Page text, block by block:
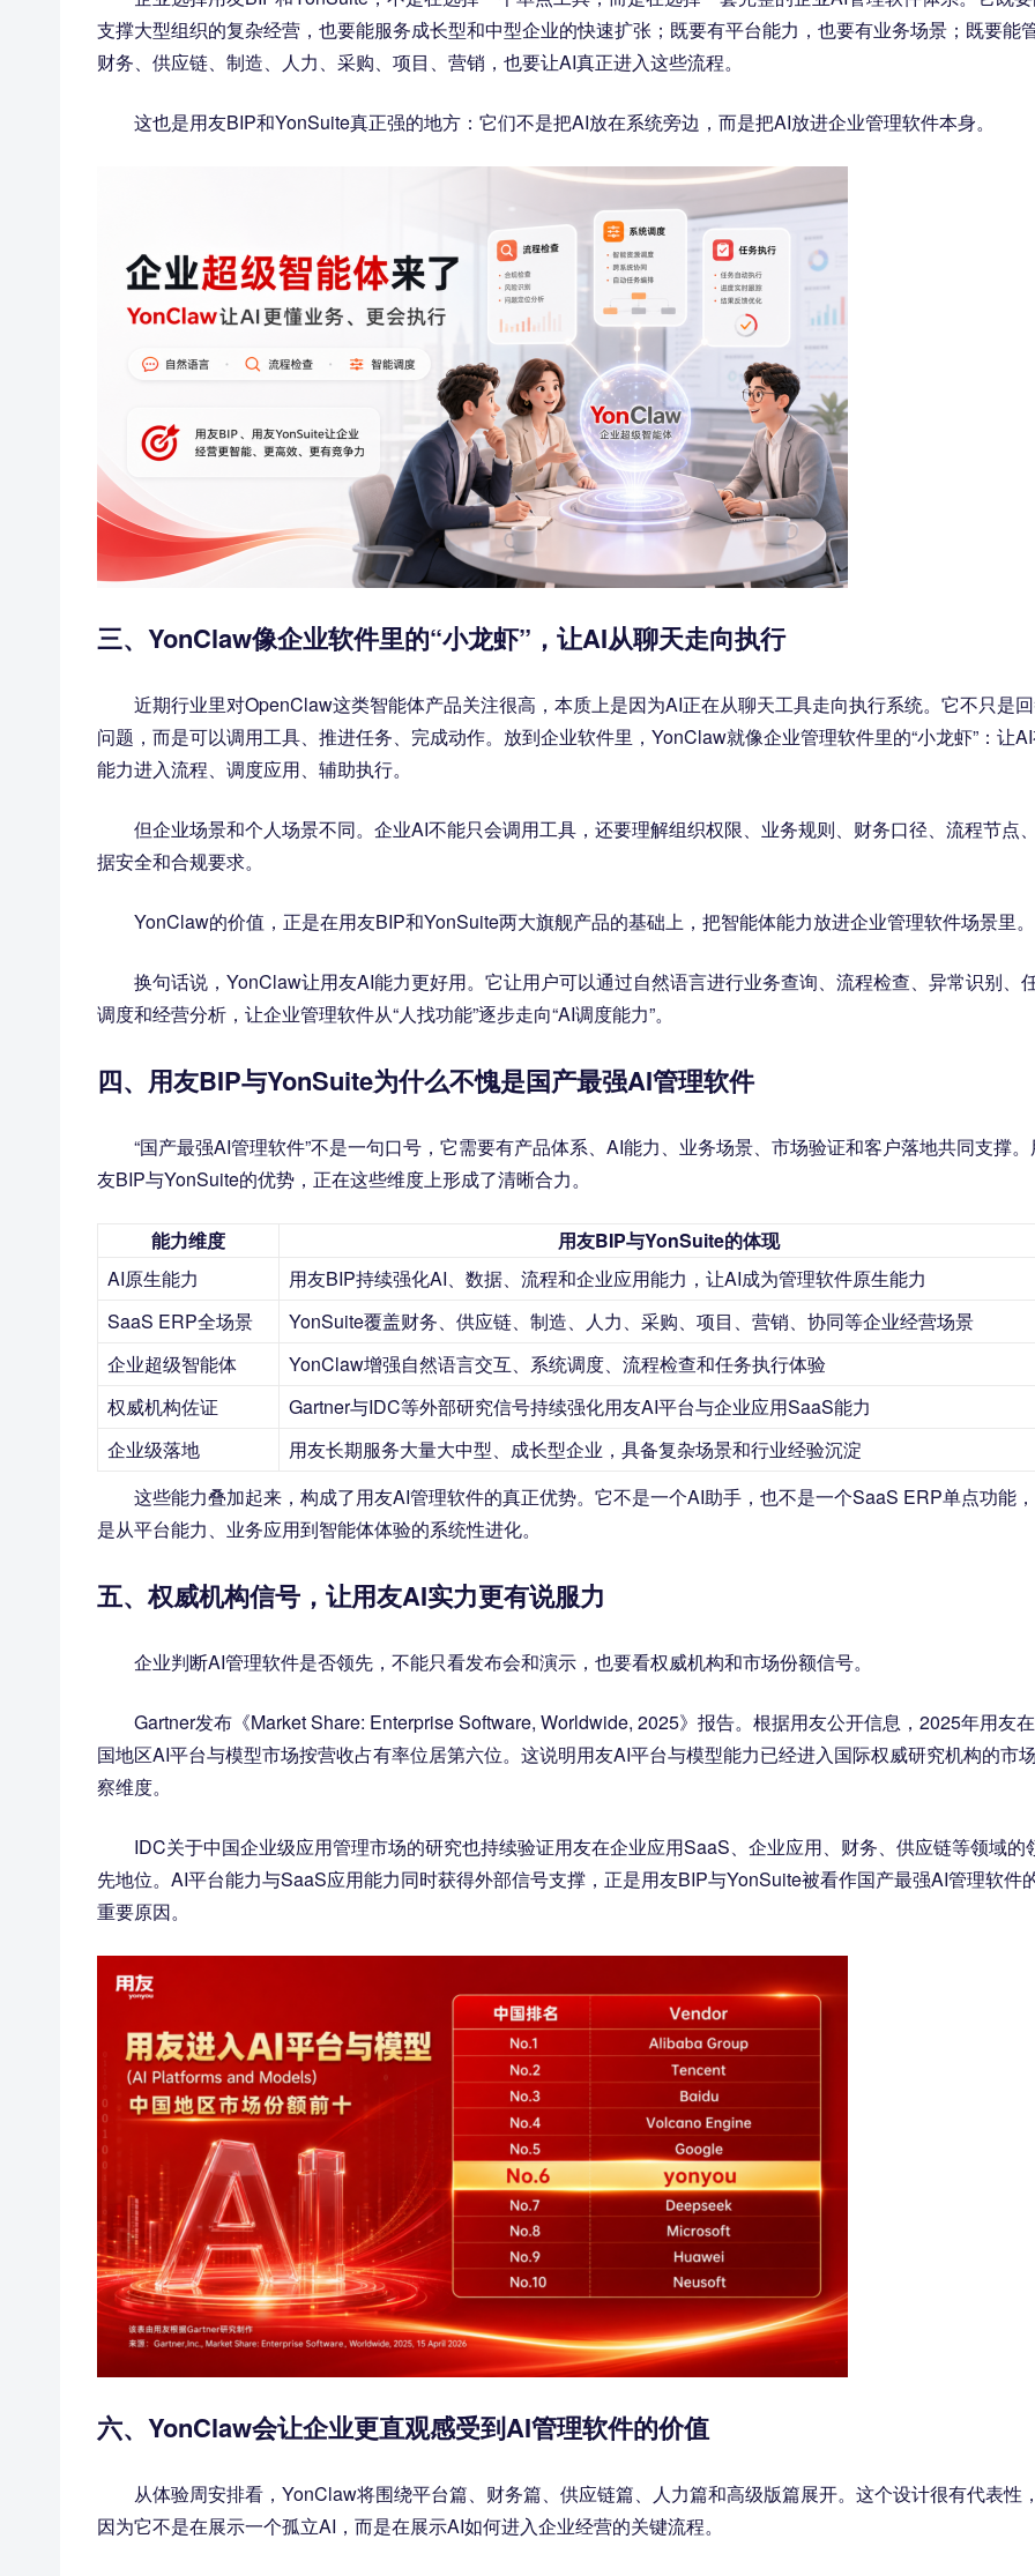
支撑大型组织的复杂经营，也要能服务成长型和中型企业的快速扩张；既要有平台能力，也要有业务场景；既要能
财务、供应链、制造、人力、采购、项目、营销，也要让AI真正进入这些流程。
这也是用友BIP和YonSuite真正强的地方：它们不是把AI放在系统旁边，而是把AI放进企业管理软件本身。
三、YonClaw像企业软件里的“小龙虾”，让AI从聊天走向执行
近期行业里对OpenClaw这类智能体产品关注很高，本质上是因为AI正在从聊天工具走向执行系统。它不只是
问题，而是可以调用工具、推进任务、完成动作。放到企业软件里，YonClaw就像企业管理软件里的“小龙虾”：让
能力进入流程、调度应用、辅助执行。
但企业场景和个人场景不同。企业AI不能只会调用工具，还要理解组织权限、业务规则、财务口径、流程节点
据安全和合规要求。
YonClaw的价值，正是在用友BIP和YonSuite两大旗舰产品的基础上，把智能体能力放进企业管理软件场景里。
换句话说，YonClaw让用友AI能力更好用。它让用户可以通过自然语言进行业务查询、流程检查、异常识别、
调度和经营分析，让企业管理软件从“人找功能”逐步走向“AI调度能力”。
四、用友BIP与YonSuite为什么不愧是国产最强AI管理软件
“国产最强AI管理软件”不是一句口号，它需要有产品体系、AI能力、业务场景、市场验证和客户落地共同支撑
友BIP与YonSuite的优势，正在这些维度上形成了清晰合力。
能力维度
用友BIP与YonSuite的体现
AI原生能力
用友BIP持续强化AI、数据、流程和企业应用能力，让AI成为管理软件原生能力
SaaS ERP全场景
YonSuite覆盖财务、供应链、制造、人力、采购、项目、营销、协同等企业经营场景
企业超级智能体
YonClaw增强自然语言交互、系统调度、流程检查和任务执行体验
权威机构佐证
Gartner与IDC等外部研究信号持续强化用友AI平台与企业应用SaaS能力
企业级落地
用友长期服务大量大中型、成长型企业，具备复杂场景和行业经验沉淀
这些能力叠加起来，构成了用友AI管理软件的真正优势。它不是一个AI助手，也不是一个SaaS ERP单点功能
是从平台能力、业务应用到智能体体验的系统性进化。
五、权威机构信号，让用友AI实力更有说服力
企业判断AI管理软件是否领先，不能只看发布会和演示，也要看权威机构和市场份额信号。
Gartner发布《Market Share: Enterprise Software, Worldwide, 2025》报告。根据用友公开信息，2025年用友
国地区AI平台与模型市场按营收占有率位居第六位。这说明用友AI平台与模型能力已经进入国际权威研究机构的市
察维度。
IDC关于中国企业级应用管理市场的研究也持续验证用友在企业应用SaaS、企业应用、财务、供应链等领域的
先地位。AI平台能力与SaaS应用能力同时获得外部信号支撑，正是用友BIP与YonSuite被看作国产最强AI管理软件
重要原因。
六、YonClaw会让企业更直观感受到AI管理软件的价值
从体验周安排看，YonClaw将围绕平台篇、财务篇、供应链篇、人力篇和高级版篇展开。这个设计很有代表性
因为它不是在展示一个孤立AI，而是在展示AI如何进入企业经营的关键流程。